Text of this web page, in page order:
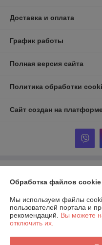
Доставка и оплата
График работы
Полная версия сайта
Политика обработки
Сайт создан на
предприятие «КАРИФА»
220006, г.Минск,
Регистрационный номер ЕГР:
Обработка файлов cookie
Мы используем файлы
пользователей портала и
рекомендаций. Вы можете
отключить их.